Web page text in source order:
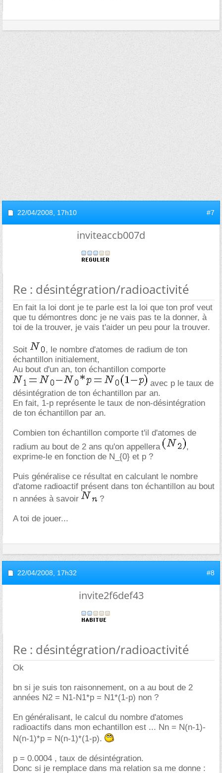
22/04/2008, 17h10 #7
inviteaccb007d
Re : désintégration/radioactivité
En fait la loi dont je te parle est la loi que ton prof veut
que tu démontres donc je ne vais pas te la donner, à
toi de la trouver, je vais t'aider un peu pour la trouver.
Soit
, le nombre d'atomes de radium de ton
échantillon initialement,
Au bout d'un an, ton échantillon comporte
avec p le taux de
désintégration de ton échantillon par an.
En fait, 1-p représente le taux de non-désintégration
de ton échantillon par an.
Combien ton échantillon comporte t'il d'atomes de
radium au bout de 2 ans qu'on appellera
,
exprime-le en fonction de N_{0} et p ?
Puis généralise ce résultat en calculant le nombre
d'atome radioactif présent dans ton échantillon au bout
n années à savoir
?
A toi de jouer...
22/04/2008, 17h32 #8
invite2f6def43
Re : désintégration/radioactivité
Ok
bn si je suis ton raisonnement, on a au bout de 2
années N2 = N1-N1*p = N1*(1-p) non ?
En généralisant, le calcul du nombre d'atomes
radioactifs dans mon echantillon est ... Nn = N(n-1)-
N(n-1)*p = N(n-1)*(1-p).
p = 0.0004 , taux de désintégration.
Donc si je remplace dans ma relation sa me donne :